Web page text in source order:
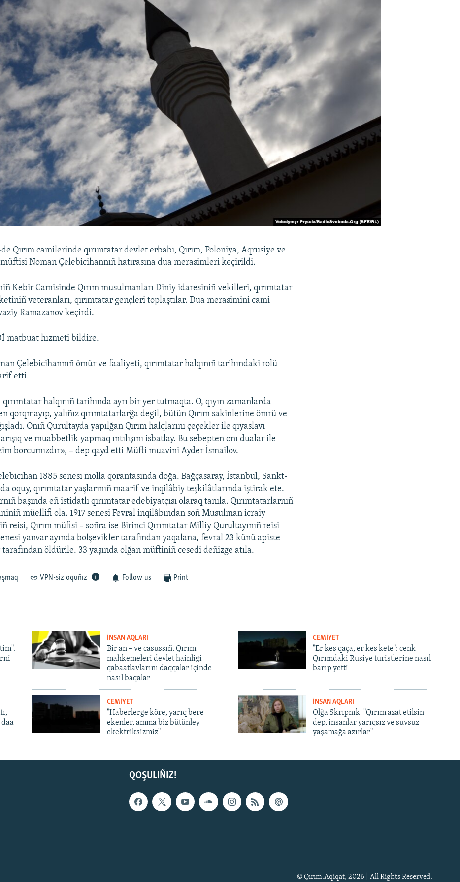
Qırım camilerinde qırımtatar devlet erbabı, Qırım, Poloniya, Aqrusiye ve
Noman Çelebicihannıñ hatırasına dua merasimleri keçirildi.
Kebir Camisinde Qırım musulmanları Diniy idaresiniñ vekilleri, qırımtatar
veteranları, qırımtatar gençleri toplaştılar. Dua merasimini cami
Ramazanov keçirdi.
matbuat hızmeti bildire.
Çelebicihannıñ ömür ve faaliyeti, qırımtatar halqınıñ tarihındaki rolü
etti.
qırımtatar halqınıñ tarihında ayrı bir yer tutmaqta. O, qıyın zamanlarda
qorqmayıp, yalıñız qırımtatarlarğa degil, bütün Qırım sakinlerine ömrü ve
Onıñ Qurultayda yapılğan Qırım halqlarını çeçekler ile qıyaslavı
ve muabbetlik yapmaq ıntılışını isbatlay. Bu sebepten onı dualar ile
borcumızdır», – dep qayd etti Müfti muavini Ayder İsmailov.
1885 senesi molla qorantasında doğa. Bağçasaray, İstanbul, Sankt-
oquy, qırımtatar yaşlarınıñ maarif ve inqilâbiy teşkilâtlarında iştirak ete.
başında eñ istidatlı qırımtatar edebiyatçısı olaraq tanıla. Qırımtatarlarnıñ
müellifi ola. 1917 senesi Fevral inqilâbından soñ Musulman icraiy
reisi, Qırım müfisi – soñra ise Birinci Qırımtatar Milliy Qurultayınıñ reisi
yanvar ayında bolşevikler tarafından yaqalana, fevral 23 künü apiste
öldürile. 33 yaşında olğan müftiniñ cesedi deñizge atıla.
VPN-siz oquñız Follow us Print
İNSAN AQLARI
Bir an – ve casussıñ. Qırım
mahkemeleri devlet hainligi
qabaatlavlarını daqqalar içinde
nasıl baqalar
CEMİYET
"Er kes qaça, er kes kete": cenk
Qırımdaki Rusiye turistlerine nasıl
barıp yetti
CEMİYET
"Haberlerge köre, yarıq bere
ekenler, amma biz bütünley
ekektriksizmiz"
İNSAN AQLARI
Olğa Skrıpnık: "Qırım azat etilsin
dep, insanlar yarıqsız ve suvsuz
yaşamağa azırlar"
QOŞULIÑIZ!
© Qırım.Aqiqat, 2026 | All Rights Reserved.